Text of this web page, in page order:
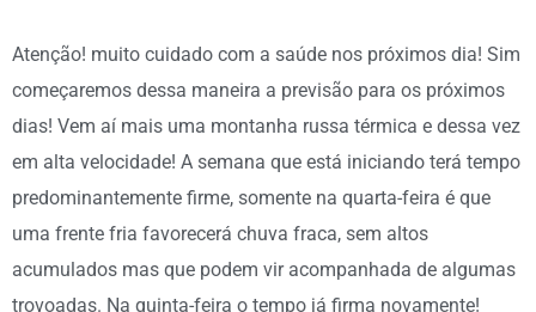
Atenção! muito cuidado com a saúde nos próximos dia! Sim
começaremos dessa maneira a previsão para os próximos
dias! Vem aí mais uma montanha russa térmica e dessa vez
em alta velocidade! A semana que está iniciando terá tempo
predominantemente firme, somente na quarta-feira é que
uma frente fria favorecerá chuva fraca, sem altos
acumulados mas que podem vir acompanhada de algumas
trovoadas. Na quinta-feira o tempo já firma novamente!